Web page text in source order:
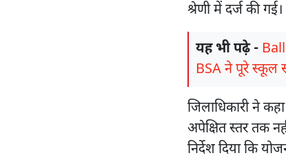
श्रेणी में दर्ज की गई।
यह भी पढ़े -
BSA ने पूरे स्कूल
जिलाधिकारी ने
अपेक्षित स्तर तक
निर्देश दिया कि